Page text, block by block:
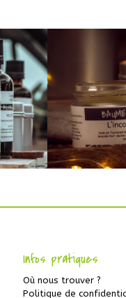
Infos pratiques
Où nous trouver ?
Politique de